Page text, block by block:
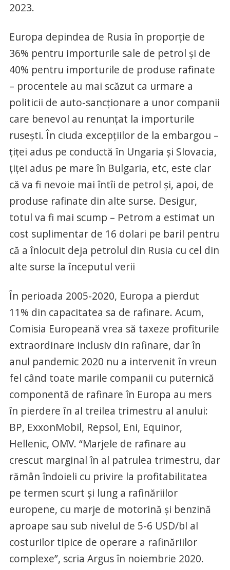
2023.
Europa depindea de Rusia în proporție de
36% pentru importurile sale de petrol și de
40% pentru importurile de produse rafinate
– procentele au mai scăzut ca urmare a
politicii de auto-sancționare a unor companii
care benevol au renunțat la importurile
rusești. În ciuda excepțiilor de la embargou –
țiței adus pe conductă în Ungaria și Slovacia,
țiței adus pe mare în Bulgaria, etc, este clar
că va fi nevoie mai întîi de petrol și, apoi, de
produse rafinate din alte surse. Desigur,
totul va fi mai scump – Petrom a estimat un
cost suplimentar de 16 dolari pe baril pentru
că a înlocuit deja petrolul din Rusia cu cel din
alte surse la începutul verii
În perioada 2005-2020, Europa a pierdut
11% din capacitatea sa de rafinare. Acum,
Comisia Europeană vrea să taxeze profiturile
extraordinare inclusiv din rafinare, dar în
anul pandemic 2020 nu a intervenit în vreun
fel când toate marile companii cu puternică
componentă de rafinare în Europa au mers
în pierdere în al treilea trimestru al anului:
BP, ExxonMobil, Repsol, Eni, Equinor,
Hellenic, OMV. “Marjele de rafinare au
crescut marginal în al patrulea trimestru, dar
rămân îndoieli cu privire la profitabilitatea
pe termen scurt și lung a rafinăriilor
europene, cu marje de motorină și benzină
aproape sau sub nivelul de 5-6 USD/bl al
costurilor tipice de operare a rafinăriilor
complexe”, scria Argus în noiembrie 2020.